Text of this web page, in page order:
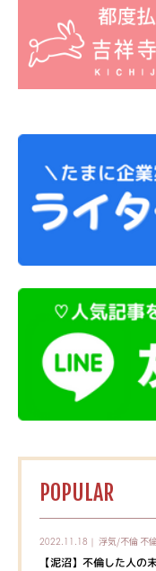
POPULAR
2022.11.18｜ 浮気/不倫 不
【泥沼】不倫した人の